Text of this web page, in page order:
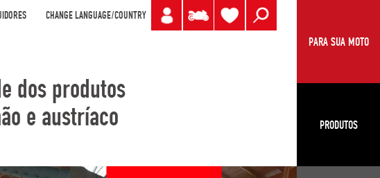
CHANGE LANGUAGE/COUNTRY
PARA SUA MOTO
PRODUTOS
dos produtos
e austríaco